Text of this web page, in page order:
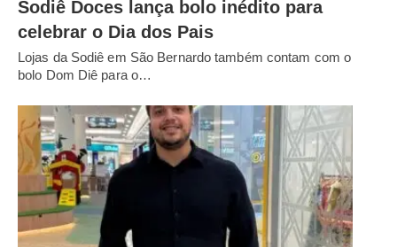
Sodiê Doces lança bolo inédito para
celebrar o Dia dos Pais
Lojas da Sodiê em São Bernardo também contam com o
bolo Dom Diê para o…